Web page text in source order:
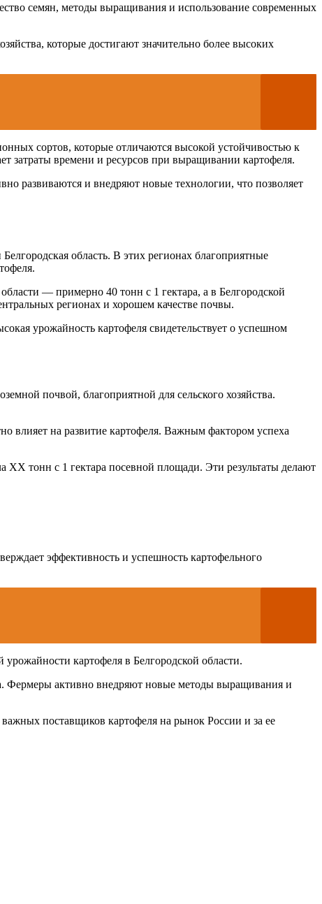
семян, методы выращивания и использование современных
которые достигают значительно более высоких
сортов, которые отличаются высокой устойчивостью к
затраты времени и ресурсов при выращивании картофеля.
развиваются и внедряют новые технологии, что позволяет
область. В этих регионах благоприятные
— примерно 40 тонн с 1 гектара, а в Белгородской
регионах и хорошем качестве почвы.
урожайность картофеля свидетельствует о успешном
почвой, благоприятной для сельского хозяйства.
влияет на развитие картофеля. Важным фактором успеха
XX тонн с 1 гектара посевной площади. Эти результаты делают
эффективность и успешность картофельного
картофеля в Белгородской области.
Фермеры активно внедряют новые методы выращивания и
поставщиков картофеля на рынок России и за ее